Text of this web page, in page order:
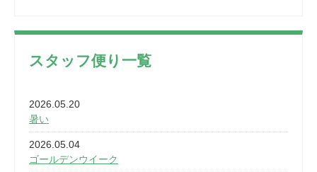
スタッフ便り一覧
2026.05.20
暑い
2026.05.04
ゴールデンウイーク